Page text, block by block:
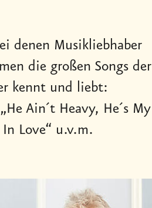
denen Musikliebhaber
die großen Songs der
kennt und liebt:
Ain´t Heavy, He´s My
Love“ u.v.m.